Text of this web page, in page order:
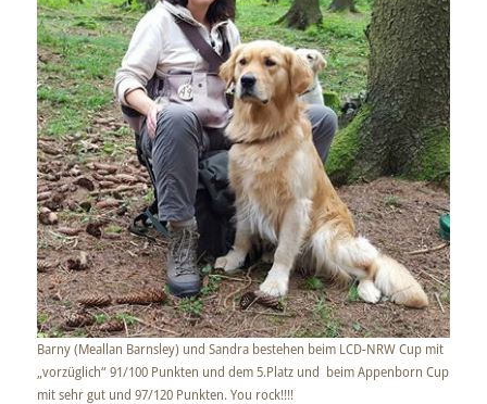
Barny (Meallan Barnsley) und Sandra bestehen beim LCD-NRW Cup mit
„vorzüglich“ 91/100 Punkten und dem 5.Platz und beim Appenborn Cup
mit sehr gut und 97/120 Punkten. You rock!!!!